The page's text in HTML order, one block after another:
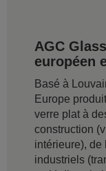
AGC
européen
Basé à
Europe
verre plat à
construction
intérieure), de
industriels